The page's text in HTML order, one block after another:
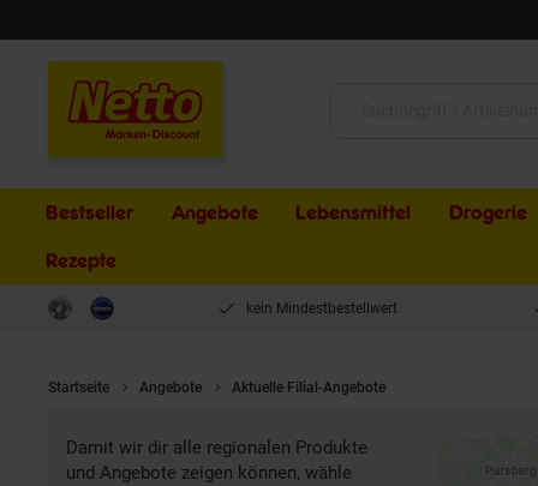
Bestseller Angebote Lebensmittel Drogerie
Rezepte
kein Mindestbestellwert
Startseite Angebote Aktuelle Filial-Angebote
Damit wir dir alle regionalen Produkte
und Angebote zeigen können, wähle